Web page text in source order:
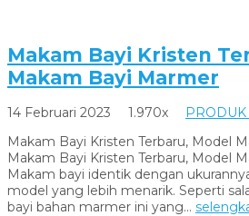
Makam Bayi Kristen
Makam Bayi Marmer
14 Februari 2023 1.970x
Makam Bayi Kristen Terbaru, Model
Makam Bayi Kristen Terbaru, Model
Makam bayi identik dengan
model yang lebih menarik. Seperti
bayi bahan marmer ini yang...